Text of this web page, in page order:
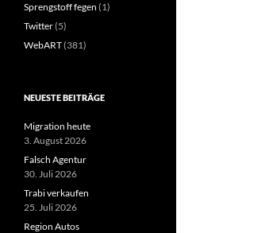
Sprengstoff fegen (1)
Twitter(5)
WebART(381)
NEUESTE BEITRÄGE
Migration heute
3. August 2026
Falsch Agentur
30. Juli 2026
Trabi verkaufen
25. Juli 2026
Region Autos